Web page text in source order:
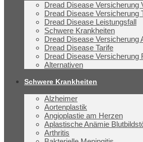
Dread Disease Versicherung
Dread Disease Versicherung
Dread Disease Leistungsfall
Schwere Krankheiten
Dread Disease Versicherung
Dread Disease Tarife
Dread Disease Versicherung
Alternativen
Schwere Krankheiten
Alzheimer
Aortenplastik
Angioplastie am Herzen
Aplastische Anämie
Arthritis